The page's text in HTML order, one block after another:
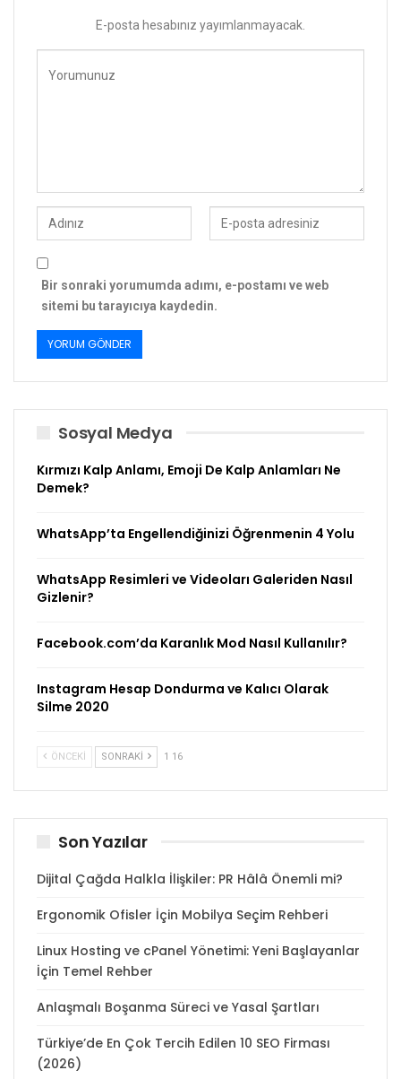
E-posta hesabınız yayımlanmayacak.
Bir sonraki yorumumda adımı, e-postamı ve web
sitemi bu tarayıcıya kaydedin.
Sosyal Medya
Kırmızı Kalp Anlamı, Emoji De Kalp Anlamları Ne
Demek?
WhatsApp’ta Engellendiğinizi Öğrenmenin 4 Yolu
WhatsApp Resimleri ve Videoları Galeriden Nasıl
Gizlenir?
Facebook.com’da Karanlık Mod Nasıl Kullanılır?
Instagram Hesap Dondurma ve Kalıcı Olarak
Silme 2020
ÖNCEKI SONRAKI 1 16
Son Yazılar
Dijital Çağda Halkla İlişkiler: PR Hâlâ Önemli mi?
Ergonomik Ofisler İçin Mobilya Seçim Rehberi
Linux Hosting ve cPanel Yönetimi: Yeni Başlayanlar
İçin Temel Rehber
Anlaşmalı Boşanma Süreci ve Yasal Şartları
Türkiye’de En Çok Tercih Edilen 10 SEO Firması
(2026)